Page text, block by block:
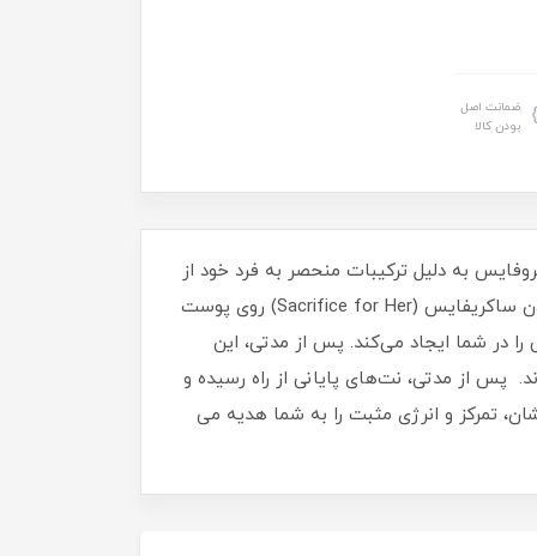
ضمانت اصل
بودن کالا
به دلیل ترکیبات منحصر به فرد خود از
جمله : گل یاس، مشک و عنبردر گروه بویای گلدار قرار دارد. همچنین میزان پراکنندگی آن نیز بالا میباشد.پس از اسپری‌کردن ساکریفایس (Sacrifice for Her) روی پوست
در شما ایجاد می‌کند. پس از مدتی، این
پس از مدتی، نت‌های پایانی از راه رسیده و
تمرکز و انرژی مثبت را به شما هدیه می‌